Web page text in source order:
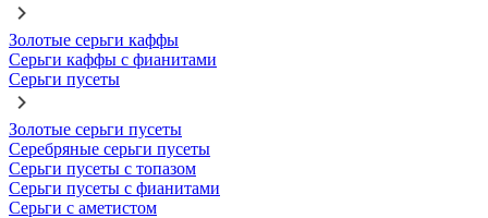
Золотые серьги каффы
Серьги каффы с фианитами
Серьги пусеты
Золотые серьги пусеты
Серебряные серьги пусеты
Серьги пусеты с топазом
Серьги пусеты с фианитами
Серьги с аметистом